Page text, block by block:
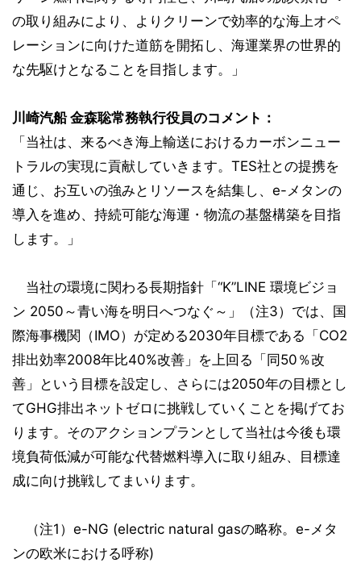
の取り組みにより、よりクリーンで効率的な海上オペ
レーションに向けた道筋を開拓し、海運業界の世界的
な先駆けとなることを目指します。」
川崎汽船 金森聡常務執行役員のコメント：
「当社は、来るべき海上輸送におけるカーボンニュー
トラルの実現に貢献していきます。TES社との提携を
通じ、お互いの強みとリソースを結集し、e-メタンの
導入を進め、持続可能な海運・物流の基盤構築を目指
します。」
当社の環境に関わる長期指針「“K”LINE 環境ビジョ
ン 2050～青い海を明日へつなぐ～」（注3）では、国
際海事機関（IMO）が定める2030年目標である「CO2
排出効率2008年比40%改善」を上回る「同50％改
善」という目標を設定し、さらには2050年の目標とし
てGHG排出ネットゼロに挑戦していくことを掲げてお
ります。そのアクションプランとして当社は今後も環
境負荷低減が可能な代替燃料導入に取り組み、目標達
成に向け挑戦してまいります。
（注1）e-NG (electric natural gasの略称。e-メタ
ンの欧米における呼称)